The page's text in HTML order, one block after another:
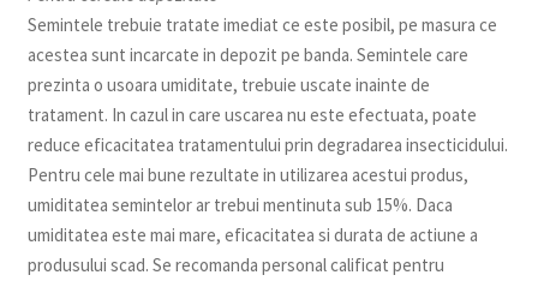
Semintele trebuie tratate imediat ce este posibil, pe masura ce
acestea sunt incarcate in depozit pe banda. Semintele care
prezinta o usoara umiditate, trebuie uscate inainte de
tratament. In cazul in care uscarea nu este efectuata, poate
reduce eficacitatea tratamentului prin degradarea insecticidului.
Pentru cele mai bune rezultate in utilizarea acestui produs,
umiditatea semintelor ar trebui mentinuta sub 15%. Daca
umiditatea este mai mare, eficacitatea si durata de actiune a
produsului scad. Se recomanda personal calificat pentru